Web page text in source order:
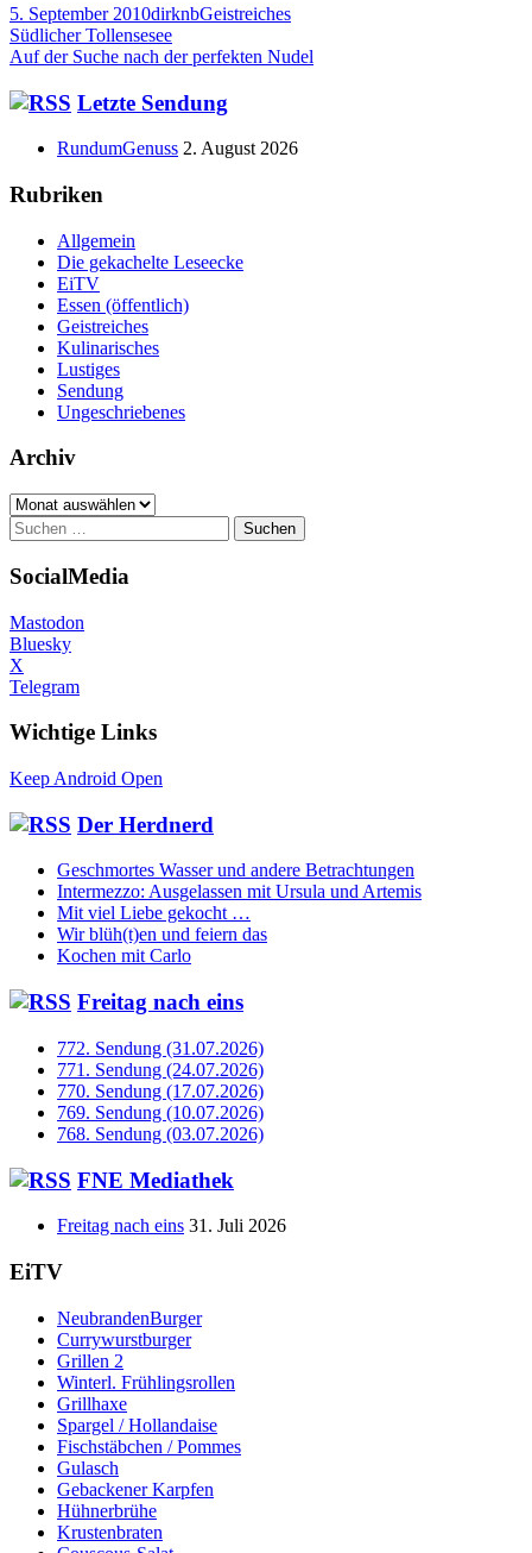
Veröffentlicht
am
5. September 2010Autor
dirknbKategorien
Geistreiches
Beitragsnavigation
Vorheriger
Beitrag:
Südlicher Tollensesee
Nächster
Auf der Suche nach der perfekten Nudel
Haupt-
Seitenleiste
Letzte Sendung
RundumGenuss 2. August 2026
Rubriken
Allgemein
Die gekachelte Leseecke
EiTV
Essen (öffentlich)
Geistreiches
Kulinarisches
Lustiges
Sendung
Ungeschriebenes
Archiv
Archiv
Suchen
nach:
SocialMedia
Mastodon
Bluesky
X
Telegram
Wichtige Links
Keep Android Open
Der Herdnerd
Geschmortes Wasser und andere Betrachtungen
Intermezzo: Ausgelassen mit Ursula und Artemis
Mit viel Liebe gekocht …
Wir blüh(t)en und feiern das
Kochen mit Carlo
Freitag nach eins
772. Sendung (31.07.2026)
771. Sendung (24.07.2026)
770. Sendung (17.07.2026)
769. Sendung (10.07.2026)
768. Sendung (03.07.2026)
FNE Mediathek
Freitag nach eins 31. Juli 2026
EiTV
NeubrandenBurger
Currywurstburger
Grillen 2
Winterl. Frühlingsrollen
Grillhaxe
Spargel / Hollandaise
Fischstäbchen / Pommes
Gulasch
Gebackener Karpfen
Hühnerbrühe
Krustenbraten